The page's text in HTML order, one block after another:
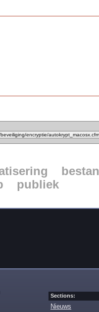
publiek
Sections:
Nieuws